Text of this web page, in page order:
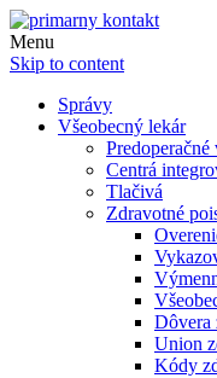
Menu
Skip to content
Správy
Všeobecný lekár
Centrá
Tlačivá
Zdravotné
Dôvera
Union
Kódy